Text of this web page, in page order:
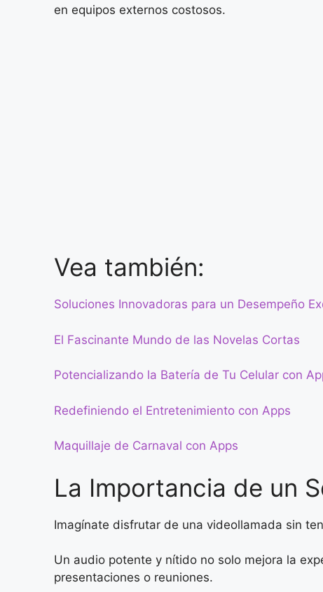
en equipos externos costosos.
Vea también:
Soluciones Innovadoras para un Desempeño
El Fascinante Mundo de las Novelas Cortas
Potencializando la Batería de Tu Celular con
Redefiniendo el Entretenimiento con Apps
Maquillaje de Carnaval con Apps
La Importancia de un
Imagínate disfrutar de una videollamada sin
Un audio potente y nítido no solo mejora la
presentaciones o reuniones.